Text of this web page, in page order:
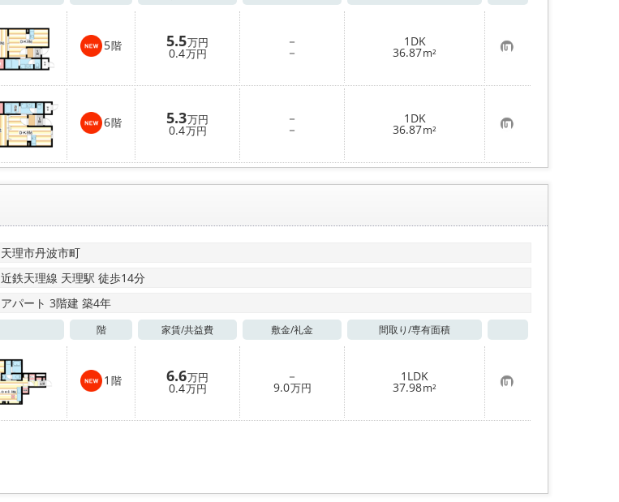
5階 5.5万円
0.4万円
－
－
1DK
36.87m² お
気
に
入
り
登
録
6階 5.3万円
0.4万円
－
－
1DK
36.87m² お
気
に
入
登
天理市丹波市町
近鉄天理線 天理駅 徒歩14分
アパート 3階建 築4年
階 家賃/共益費 敷金/礼金 間取り/専有面積
1 階 6.6万円
0.4万円
－
9.0万円
1LDK
37.98m² お
気
に
入